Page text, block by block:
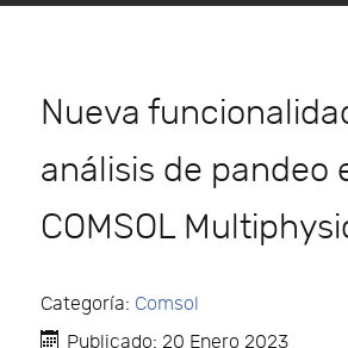
Nueva
análisis de pandeo
COMSOL
Categoría: Comsol
Publicado: 20 Enero 2023